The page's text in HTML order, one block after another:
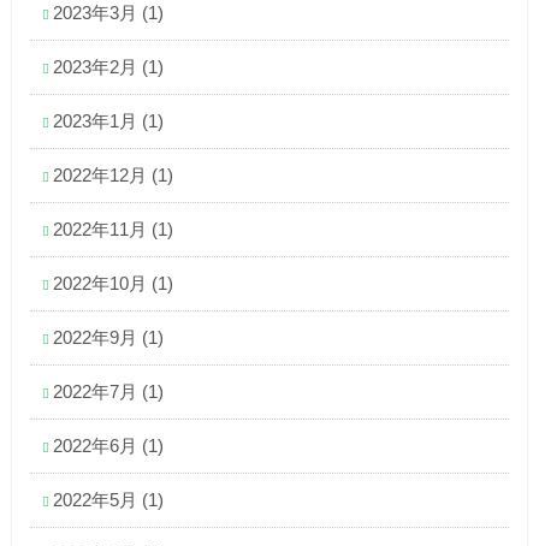
2023年3月 (1)
2023年2月 (1)
2023年1月 (1)
2022年12月 (1)
2022年11月 (1)
2022年10月 (1)
2022年9月 (1)
2022年7月 (1)
2022年6月 (1)
2022年5月 (1)